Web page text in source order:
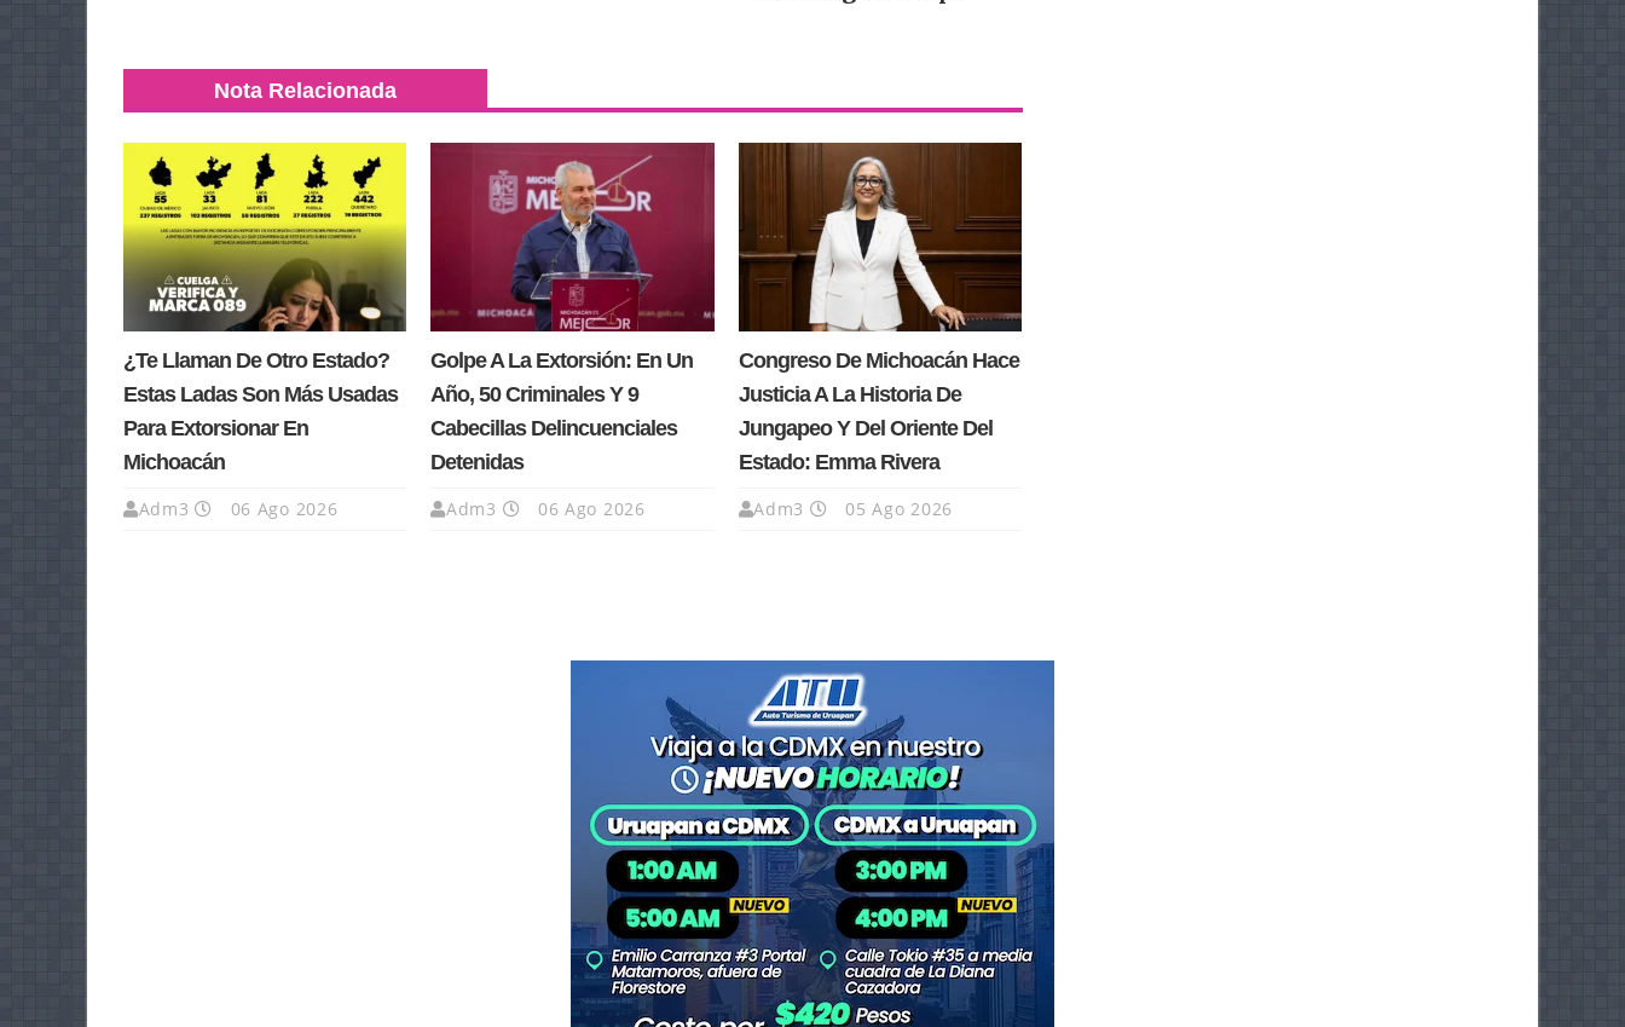
Nota Relacionada
¿Te Llaman De Otro Estado?
Estas Ladas Son Más Usadas
Para Extorsionar En
Michoacán
Adm3 06 Ago 2026
Golpe A La Extorsión: En Un
Año, 50 Criminales Y 9
Cabecillas Delincuenciales
Detenidas
Adm3 06 Ago 2026
Congreso De Michoacán Hace
Justicia A La Historia De
Jungapeo Y Del Oriente Del
Estado: Emma Rivera
Adm3 05 Ago 2026